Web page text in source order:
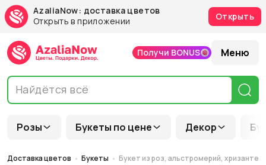
AzaliaNow: доставка цветов
Открыть в приложении
Открыть
Розы Букеты по цене Декор
Получи BONUS Меню
Доставка цветов Букеты Букет из роз, альстромерий,